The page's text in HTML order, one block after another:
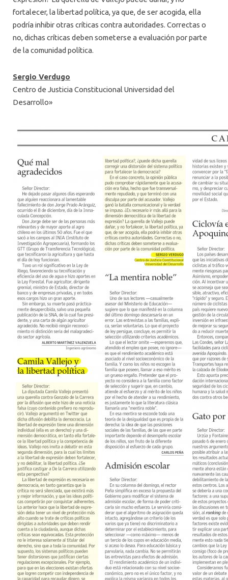
fortalecer, la libertad política, ya que, de ser acogida, ella
podría inhibir otras críticas contra autoridades. Correctas o
no, dichas críticas deben someterse a evaluación por parte
de la comunidad política.
Sergio Verdugo
Centro de Justicia Constitucional Universidad del
Desarrollo»